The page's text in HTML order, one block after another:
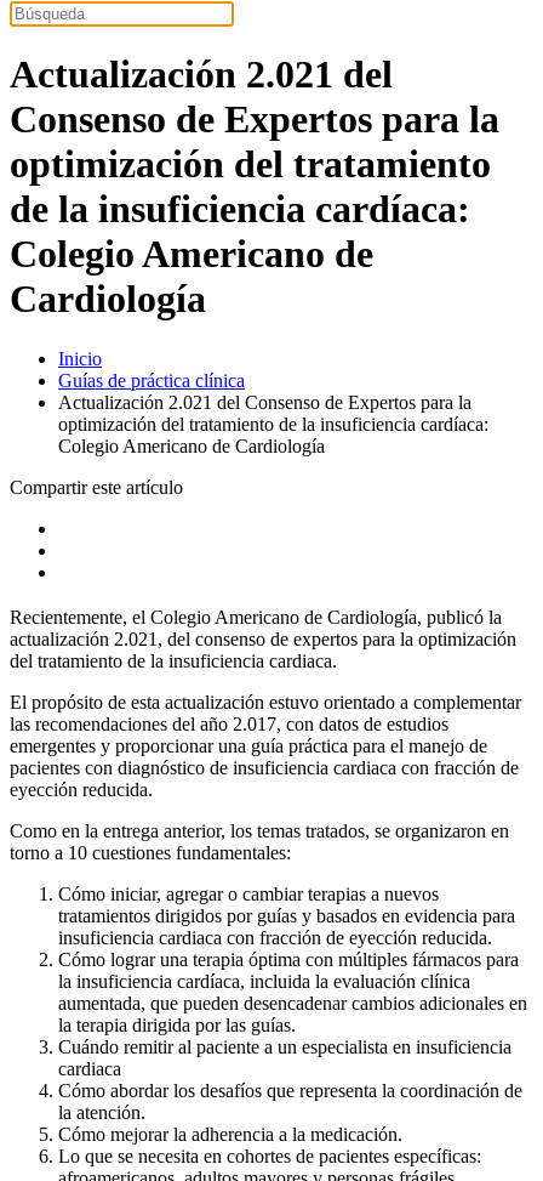
Actualización 2.021 del
Consenso de Expertos para la
optimización del tratamiento
de la insuficiencia cardíaca:
Colegio Americano de
Cardiología
Inicio
Guías de práctica clínica
Actualización 2.021 del Consenso de Expertos para la
optimización del tratamiento de la insuficiencia cardíaca:
Colegio Americano de Cardiología
Compartir este artículo
Recientemente, el Colegio Americano de Cardiología, publicó la
actualización 2.021, del consenso de expertos para la optimización
del tratamiento de la insuficiencia cardiaca.
El propósito de esta actualización estuvo orientado a complementar
las recomendaciones del año 2.017, con datos de estudios
emergentes y proporcionar una guía práctica para el manejo de
pacientes con diagnóstico de insuficiencia cardiaca con fracción de
eyección reducida.
Como en la entrega anterior, los temas tratados, se organizaron en
torno a 10 cuestiones fundamentales:
Cómo iniciar, agregar o cambiar terapias a nuevos
tratamientos dirigidos por guías y basados ​​en evidencia para
insuficiencia cardiaca con fracción de eyección reducida.
Cómo lograr una terapia óptima con múltiples fármacos para
la insuficiencia cardíaca, incluida la evaluación clínica
aumentada, que pueden desencadenar cambios adicionales en
la terapia dirigida por las guías.
Cuándo remitir al paciente a un especialista en insuficiencia
cardiaca
Cómo abordar los desafíos que representa la coordinación de
la atención.
Cómo mejorar la adherencia a la medicación.
Lo que se necesita en cohortes de pacientes específicas: